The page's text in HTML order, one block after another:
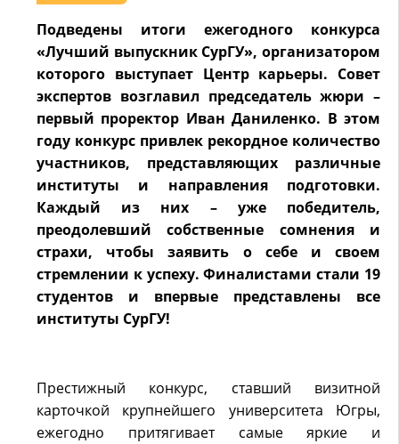
Подведены итоги ежегодного конкурса
«Лучший выпускник СурГУ», организатором
которого выступает Центр карьеры. Совет
экспертов возглавил председатель жюри –
первый проректор Иван Даниленко. В этом
году конкурс привлек рекордное количество
участников, представляющих различные
институты и направления подготовки.
Каждый из них – уже победитель,
преодолевший собственные сомнения и
страхи, чтобы заявить о себе и своем
стремлении к успеху. Финалистами стали 19
студентов и впервые представлены все
институты СурГУ!
Престижный конкурс, ставший визитной
карточкой крупнейшего университета Югры,
ежегодно притягивает самые яркие и